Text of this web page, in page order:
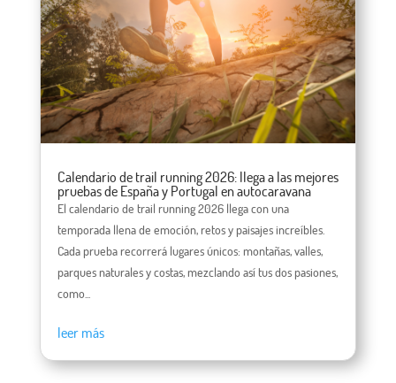
Calendario de trail running 2026: llega a las mejores
pruebas de España y Portugal en autocaravana
El calendario de trail running 2026 llega con una
temporada llena de emoción, retos y paisajes increíbles.
Cada prueba recorrerá lugares únicos: montañas, valles,
parques naturales y costas, mezclando así tus dos pasiones,
como...
leer más